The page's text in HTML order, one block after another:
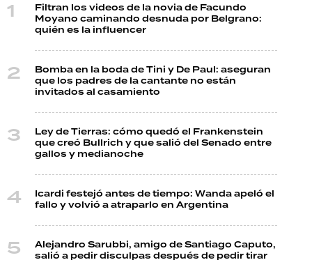
Filtran los videos de la novia de Facundo
Moyano caminando desnuda por Belgrano:
quién es la influencer
Bomba en la boda de Tini y De Paul: aseguran
que los padres de la cantante no están
invitados al casamiento
Ley de Tierras: cómo quedó el Frankenstein
que creó Bullrich y que salió del Senado entre
gallos y medianoche
Icardi festejó antes de tiempo: Wanda apeló el
fallo y volvió a atraparlo en Argentina
Alejandro Sarubbi, amigo de Santiago Caputo,
salió a pedir disculpas después de pedir tirar
Seguinos